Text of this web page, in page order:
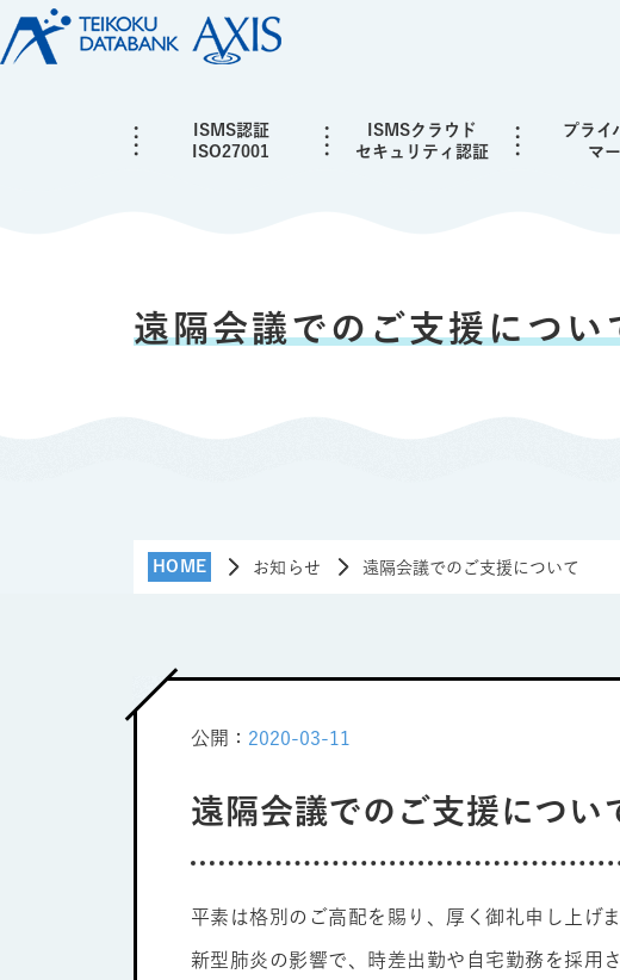
ISMS認証
ISO27001
ISMSクラウド
セキュリティ認証
プライ
マ
遠隔会議でのご支援につい
HOME お知らせ 遠隔会議でのご支援について
公開： 2020-03-11
遠隔会議でのご支援につい
平素は格別のご高配を賜り、厚く御礼申し上げま
新型肺炎の影響で、時差出勤や自宅勤務を採用